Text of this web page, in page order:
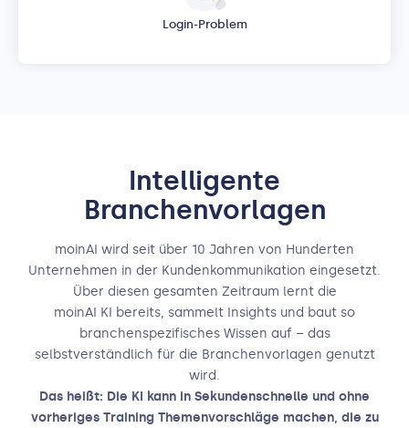
Login-Problem
Intelligente
Branchenvorlagen
moinAI wird seit über 10 Jahren von Hunderten
Unternehmen in der Kundenkommunikation eingesetzt.
Über diesen gesamten Zeitraum lernt die
moinAI KI bereits, sammelt Insights und baut so
branchenspezifisches Wissen auf – das
selbstverständlich für die Branchenvorlagen genutzt
wird.
Das heißt: Die KI kann in Sekundenschnelle und ohne
vorheriges Training Themenvorschläge machen, die zu